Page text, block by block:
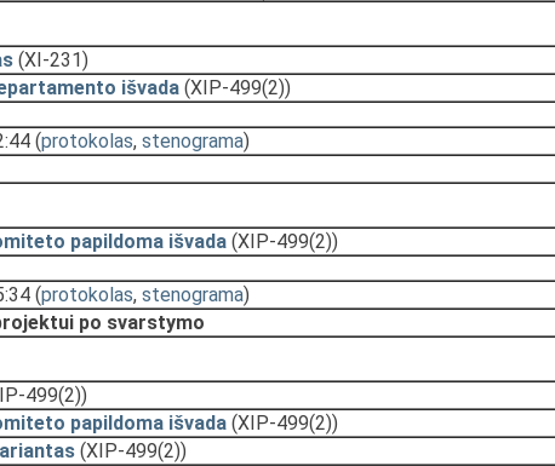
(XI-231)
išvada (XIP-499(2))
(protokolas, stenograma)
papildoma išvada (XIP-499(2))
(protokolas, stenograma)
po svarstymo
499(2))
papildoma išvada (XIP-499(2))
(XIP-499(2))